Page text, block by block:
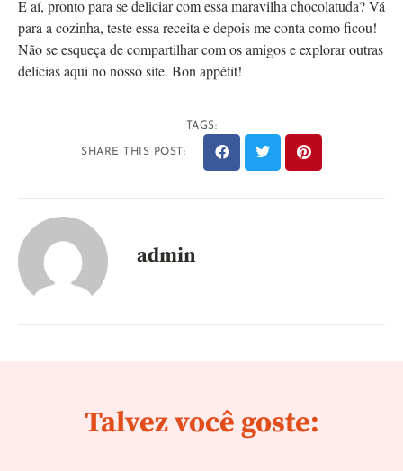
E aí, pronto para se deliciar com essa maravilha chocolatuda? Vá
para a cozinha, teste essa receita e depois me conta como ficou!
Não se esqueça de compartilhar com os amigos e explorar outras
delícias aqui no nosso site. Bon appétit!
TAGS:
SHARE THIS POST:
admin
Talvez você goste: